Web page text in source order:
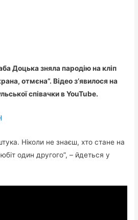
Доцька зняла пародію на кліп
отмєна”. Відео з’явилося на
співачки в YouTube.
Ніколи не знаєш, хто стане на
один другого”, – йдеться у